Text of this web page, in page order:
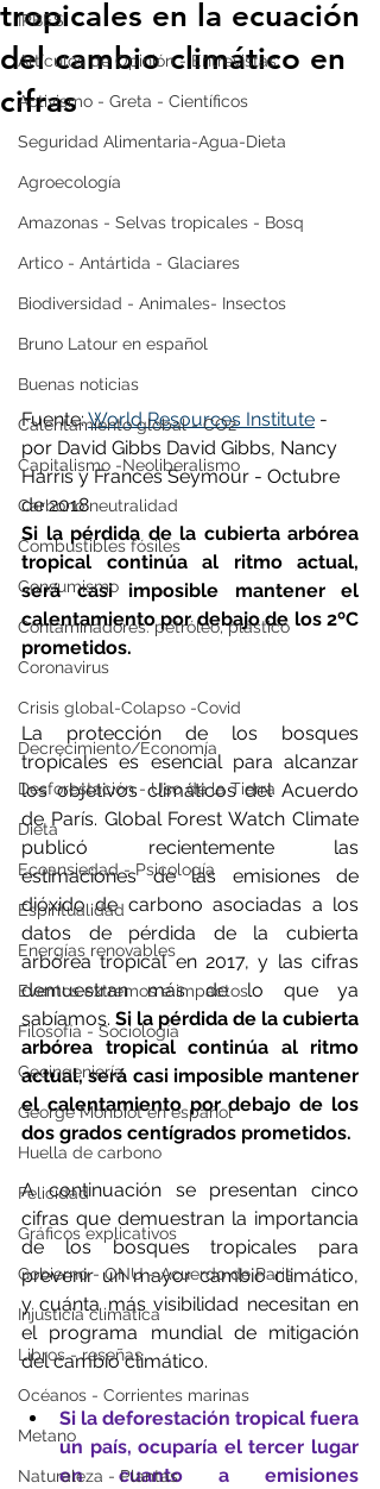
IPBES
Artículos de Opinión - Entrevistas
Activismo - Greta - Científicos
Seguridad Alimentaria-Agua-Dieta
Agroecología
Amazonas - Selvas tropicales - Bosq
Artico - Antártida - Glaciares
Biodiversidad - Animales- Insectos
Bruno Latour en español
Buenas noticias
Calentamiento global - CO2
Capitalismo -Neoliberalismo
Carbono neutralidad
Combustibles fósiles
Consumismo
Contaminadores: petróleo, plástico
Coronavirus
Crisis global-Colapso -Covid
Decrecimiento/Economía
Desforestación - Uso de la Tierra
Dieta
Ecoansiedad - Psicología
Espiritualidad
Energías renovables
Eventos extremos e impactos
Filosofía - Sociología
Geoingeniería
George Monbiot en español
Huella de carbono
Felicidad
Gráficos explicativos
Gobierno - ONU - Acuerdo de Paris
Injusticia climática
Libros - reseñas
Océanos - Corrientes marinas
Metano
Naturaleza - Plantas
tropicales en la ecuación
del cambio climático en
cifras
Fuente: World Resources Institute -
por David Gibbs David Gibbs, Nancy
Harris y Frances Seymour - Octubre
de 2018
Si la pérdida de la cubierta arbórea
tropical continúa al ritmo actual,
será casi imposible mantener el
calentamiento por debajo de los 2ºC
prometidos.
La protección de los bosques
tropicales es esencial para alcanzar
los objetivos climáticos del Acuerdo
de París. Global Forest Watch Climate
publicó recientemente las
estimaciones de las emisiones de
dióxido de carbono asociadas a los
datos de pérdida de la cubierta
arbórea tropical en 2017, y las cifras
demuestran más de lo que ya
sabíamos. Si la pérdida de la cubierta
arbórea tropical continúa al ritmo
actual, será casi imposible mantener
el calentamiento por debajo de los
dos grados centígrados prometidos.
A continuación se presentan cinco
cifras que demuestran la importancia
de los bosques tropicales para
prevenir un mayor cambio climático,
y cuánta más visibilidad necesitan en
el programa mundial de mitigación
del cambio climático.
Si la deforestación tropical fuera
un país, ocuparía el tercer lugar
en cuanto a emisiones